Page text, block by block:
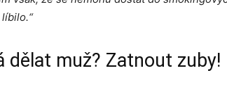
dělat muž? Zatnout zuby!